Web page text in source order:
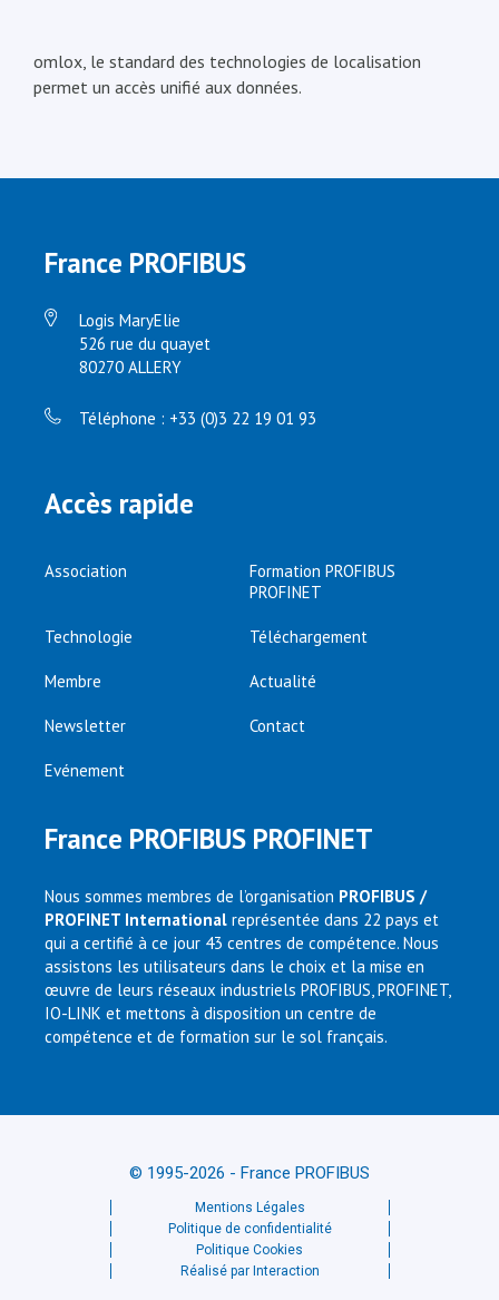
omlox, le standard des technologies de localisation
permet un accès unifié aux données.
France PROFIBUS
Logis MaryElie
526 rue du quayet
80270 ALLERY
Téléphone : +33 (0)3 22 19 01 93
Accès rapide
Association
Formation PROFIBUS
PROFINET
Technologie Téléchargement
Membre Actualité
Newsletter Contact
Evénement
France PROFIBUS PROFINET
Nous sommes membres de l’organisation PROFIBUS /
PROFINET International représentée dans 22 pays et
qui a certifié à ce jour 43 centres de compétence. Nous
assistons les utilisateurs dans le choix et la mise en
œuvre de leurs réseaux industriels PROFIBUS, PROFINET,
IO-LINK et mettons à disposition un centre de
compétence et de formation sur le sol français.
© 1995-2026 - France PROFIBUS
Mentions Légales
Politique de confidentialité
Politique Cookies
Réalisé par Interaction